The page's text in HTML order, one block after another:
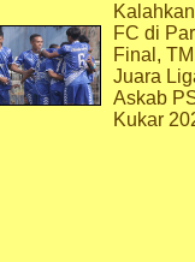
FC di
Final,
Juara
Askab
Kukar